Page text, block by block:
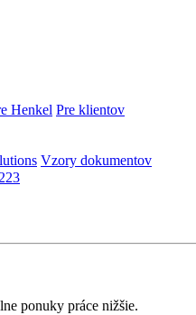
Henkel Pre klientov
Vzory dokumentov
ponuky práce nižšie.